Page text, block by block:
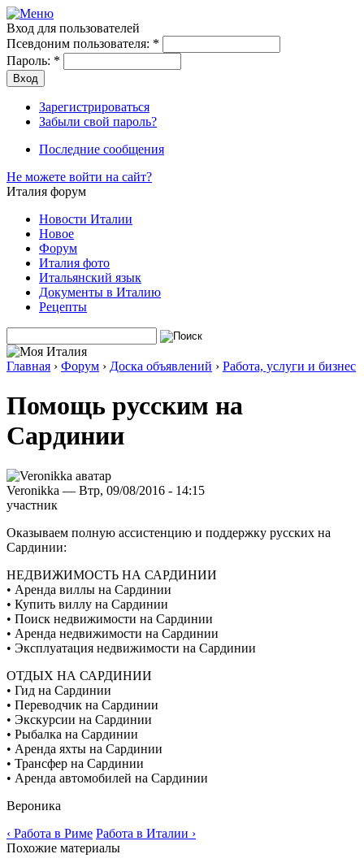
Вход для пользователей
Псевдоним пользователя: *
Пароль: *
Зарегистрироваться
Забыли свой пароль?
Последние сообщения
Не можете войти на сайт?
Италия форум
Новости Италии
Новое
Форум
Италия фото
Итальянский язык
Документы в Италию
Рецепты
Главная › Форум › Доска объявлений › Работа, услуги и бизнес
Помощь русским на
Сардинии
Veronikka — Втр, 09/08/2016 - 14:15
участник
Оказываем полную ассистенцию и поддержку русских на
Сардинии:
НЕДВИЖИМОСТЬ НА САРДИНИИ
• Аренда виллы на Сардинии
• Купить виллу на Сардинии
• Поиск недвижимости на Сардинии
• Аренда недвижимости на Сардинии
• Эксплуатация недвижимости на Сардинии
ОТДЫХ НА САРДИНИИ
• Гид на Сардинии
• Переводчик на Сардинии
• Экскурсии на Сардинии
• Рыбалка на Сардинии
• Аренда яхты на Сардинии
• Трансфер на Сардинии
• Аренда автомобилей на Сардинии
Вероника
‹ Работа в Риме Работа в Италии ›
Похожие материалы